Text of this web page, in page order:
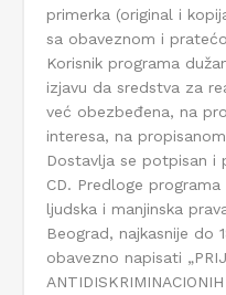
primerka (original i
sa obaveznom i
Korisnik programa
izjavu da sredstva za
već obezbeđena, na
interesa, na
Dostavlja se potpisan i
CD. Predloge
ljudska i manjinska
Beograd, najkasnije do
obavezno napisati